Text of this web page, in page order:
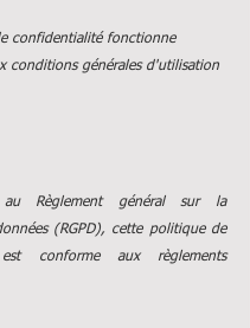
confidentialité fonctionne
conditions générales d'utilisation
au Règlement général sur la
(RGPD), cette politique de
est conforme aux règlements